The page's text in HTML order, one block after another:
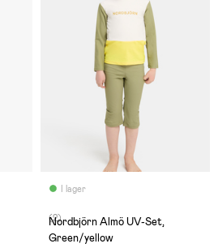
I lager
(2)
Nordbjörn Almö UV-Set,
Green/yellow